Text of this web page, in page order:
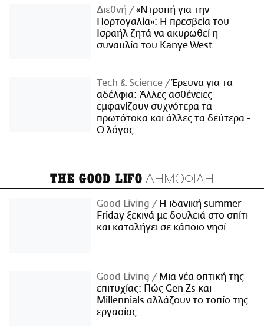
Διεθνή
«Ντροπή για την
Πορτογαλία»: Η πρεσβεία του
Ισραήλ ζητά να ακυρωθεί η
συναυλία του Kanye West
Τech & Science
Έρευνα για τα
αδέλφια: Άλλες ασθένειες
εμφανίζουν συχνότερα τα
πρωτότοκα και άλλες τα δεύτερα -
Ο λόγος
THE GOOD LIFO ΔΗΜΟΦΙΛΗ
Good Living
Η ιδανική summer
Friday ξεκινά με δουλειά στο σπίτι
και καταλήγει σε κάποιο νησί
Good Living
Μια νέα οπτική της
επιτυχίας: Πώς Gen Zs και
Millennials αλλάζουν το τοπίο της
εργασίας